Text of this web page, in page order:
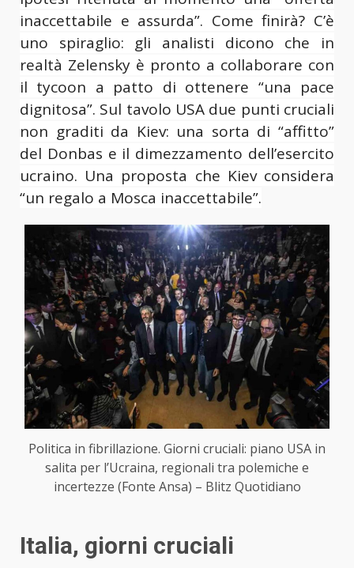
inaccettabile e assurda”. Come finirà? C’è
uno spiraglio: gli analisti dicono che in
realtà Zelensky è pronto a collaborare con
il tycoon a patto di ottenere “una pace
dignitosa”. Sul tavolo USA due punti cruciali
non graditi da Kiev: una sorta di “affitto”
del Donbas e il dimezzamento dell’esercito
ucraino. Una proposta che Kiev considera
“un regalo a Mosca inaccettabile”.
Politica in fibrillazione. Giorni cruciali: piano USA in
salita per l’Ucraina, regionali tra polemiche e
incertezze (Fonte Ansa) – Blitz Quotidiano
Italia, giorni cruciali